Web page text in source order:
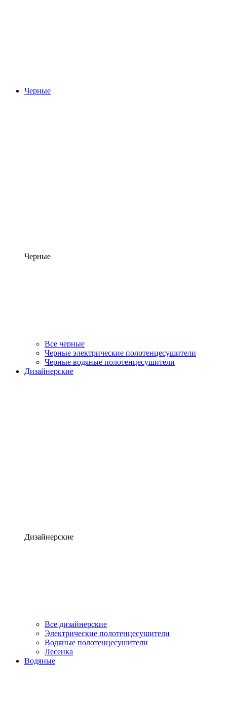
Черные
Черные
Все черные
Черные электрические полотенцесушители
Черные водяные полотенцесушители
Дизайнерские
Дизайнерские
Все дизайнерские
Электрические полотенцесушители
Водяные полотенцесушители
Лесенка
Водяные